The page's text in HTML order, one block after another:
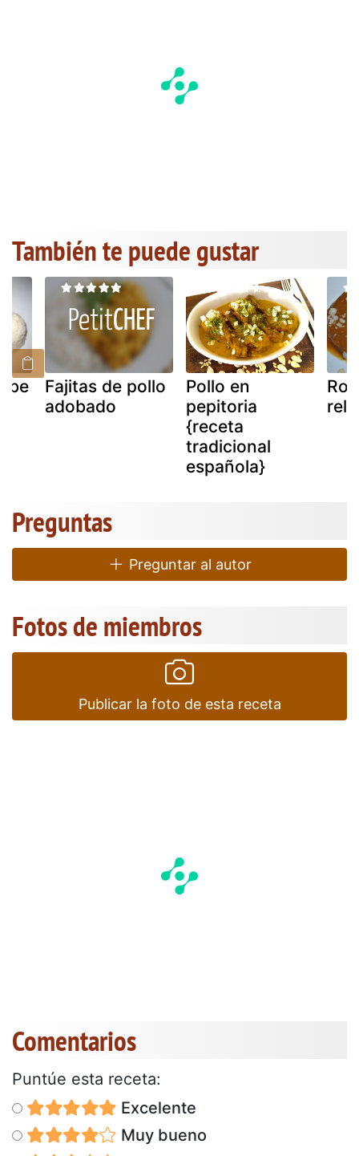
También te puede gustar
Fajitas de pollo
adobado
Pollo en
pepitoria
{receta
tradicional
española}
Preguntas
Preguntar al autor
Fotos de miembros
Publicar la foto de esta receta
Comentarios
Puntúe esta receta:
Excelente
Muy bueno